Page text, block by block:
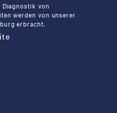
Diagnostik von
werden von unserer
erbracht.